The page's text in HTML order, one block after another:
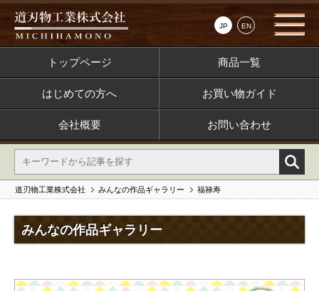
JP EN
トップページ 商品一覧
はじめての方へ お買い物ガイド
会社概要 お問い合わせ
道刃物工業株式会社 みんなの作品ギャラリー 福禄寿
みんなの作品ギャラリー